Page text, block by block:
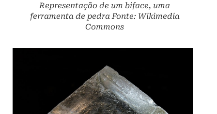
Representação de um biface, uma
ferramenta de pedra Fonte: Wikimedia
Commons